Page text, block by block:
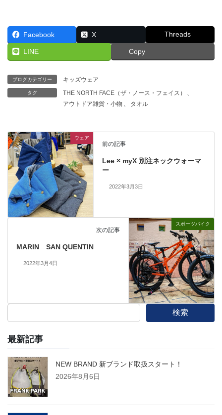
Facebook X Threads
LINE Copy
ブログカテゴリー キッズウェア
タグ THE NORTH FACE（ザ・ノース・フェイス）
アウトドア雑貨・小物
タオル
ウェア
前の記事
Lee × myX 別注ネックウォーマ
ー
2022年3月3日
スポーツバイク
次の記事
MARIN SAN QUENTIN
2022年3月4日
検索
最新記事
NEW BRAND 新ブランド取扱スタート！
2026年8月6日